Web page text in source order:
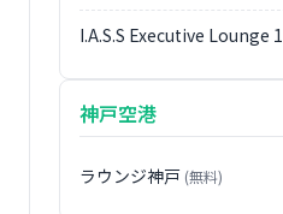
I.A.S.S Executive Lounge 1
神戸空港
ラウンジ神戸 (無料)